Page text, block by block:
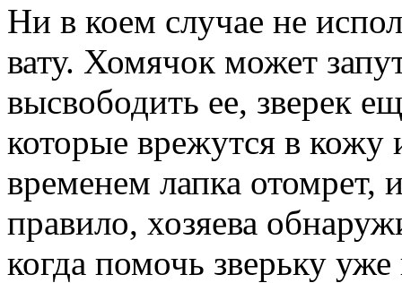
Ни в коем случае не
вату. Хомячок может
высвободить ее, зверек
которые врежутся в кожу
временем лапка отомрет,
правило, хозяева
когда помочь зверьку